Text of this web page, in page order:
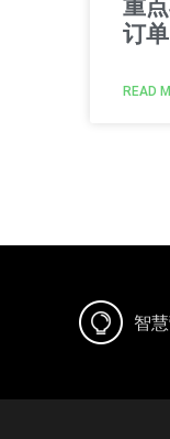
重
订单
READ
智